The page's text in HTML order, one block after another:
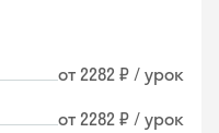
от 2282 ₽ / урок
от 2282 ₽ / урок